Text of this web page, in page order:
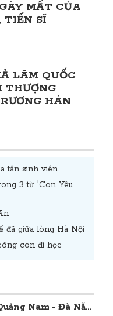
MẤT CỦA
TIẾN SĨ
LÃM QUỐC
THƯỢNG
HÁN
tân sinh viên
3 từ 'Con Yêu
đã giữa lòng Hà Nội
con đi học
Đại hội đại biểu họ Trương Quảng Nam - Đà Nẵng lần thứ II (2024 - 2029)